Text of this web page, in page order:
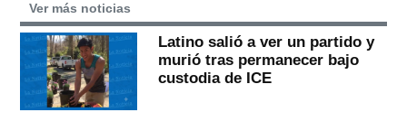
Ver más noticias
Latino salió a ver un partido y
murió tras permanecer bajo
custodia de ICE